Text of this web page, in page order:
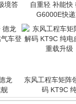
境答
自重轻 补能快
G6000E快
龙
东风工程车矩阵
码 KT9C